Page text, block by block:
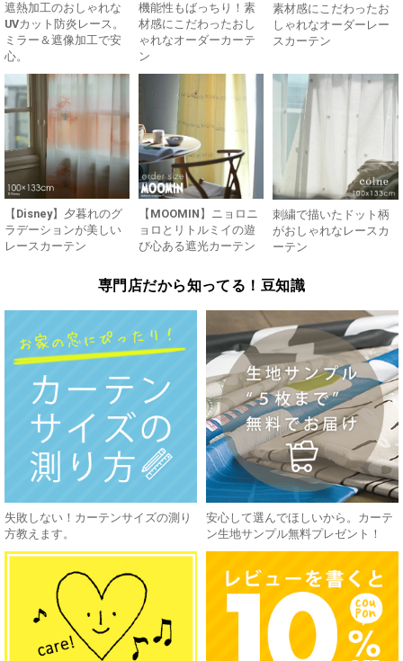
遮熱加工のおしゃれな
UVカット防炎レース。
ミラー＆遮像加工で安
心。
機能性もばっちり！素
材感にこだわったおし
ゃれなオーダーカーテ
ン
素材感にこだわったお
しゃれなオーダーレー
スカーテン
【Disney】夕暮れのグ
ラデーションが美しい
レースカーテン
【MOOMIN】ニョロニ
ョロとリトルミイの遊
び心ある遮光カーテン
刺繍で描いたドット柄
がおしゃれなレースカ
ーテン
専門店だから知ってる！豆知識
失敗しない！カーテンサイズの測り
方教えます。
安心して選んでほしいから。カーテ
ン生地サンプル無料プレゼント！